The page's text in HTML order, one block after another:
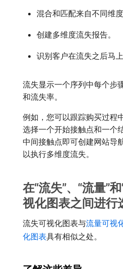
混合和匹配来自不同维度
创建多维度流失报告。
识别客户在流失之后马上
流失显示一个序列中每个步
和流失率。
例如，您可以跟踪购买过程
选择一个开始接触点和一个
中间接触点即可创建网站导
以执行多维度流失。
在“流失”、“流量”
视化图表之间进行
流失可视化图表与流量可视
化图表具有相似之处。